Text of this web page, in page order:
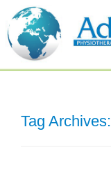
Tag Archives: